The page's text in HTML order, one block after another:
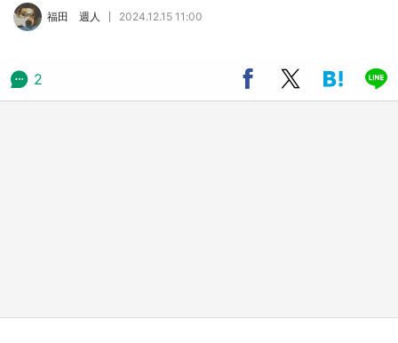
福田 週人 2024.12.15 11:00
2